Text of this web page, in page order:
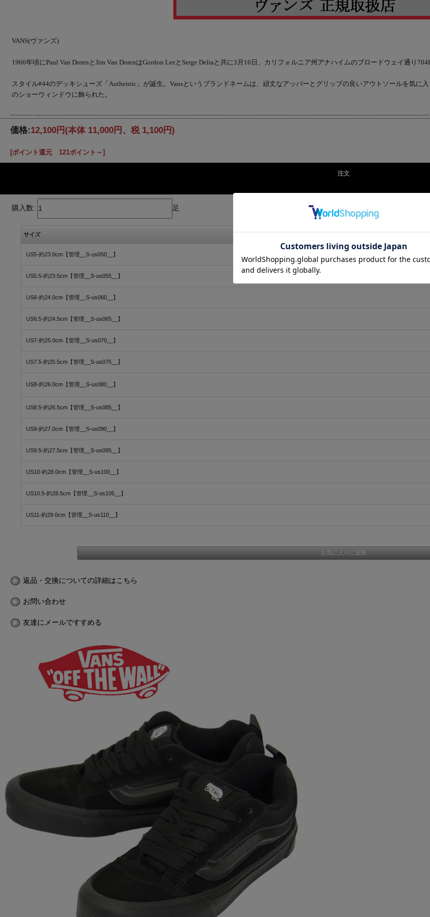
VANS(ヴァンズ)
1966年頃にPaul Van DorenとJim Van DorenはGordon LeeとSerge Deliaと共に3月16日、カリフォルニア州アナハイムのブロードウェイ通り
スタイル#44のデッキシューズ「Authentic」が誕生。Vansというブランドネームは、頑丈なアッパーとグリップの良いアウトソールを気に
のショーウィンドウに飾られた。
価格:12,100円 (本体 11,000円、税 1,100円)
[ポイント還元 121ポイント～]
注文
購入数: 足
サイズ
US5-約23.0cm【管理__S-us050__】
US5.5-約23.5cm【管理__S-us055__】
US6-約24.0cm【管理__S-us060__】
US6.5-約24.5cm【管理__S-us065__】
US7-約25.0cm【管理__S-us070__】
US7.5-約25.5cm【管理__S-us075__】
US8-約26.0cm【管理__S-us080__】
US8.5-約26.5cm【管理__S-us085__】
US9-約27.0cm【管理__S-us090__】
US9.5-約27.5cm【管理__S-us095__】
US10-約28.0cm【管理__S-us100__】
US10.5-約28.5cm【管理__S-us105__】
US11-約29.0cm【管理__S-us110__】
返品・交換についての詳細はこちら
お問い合わせ
友達にメールですすめる